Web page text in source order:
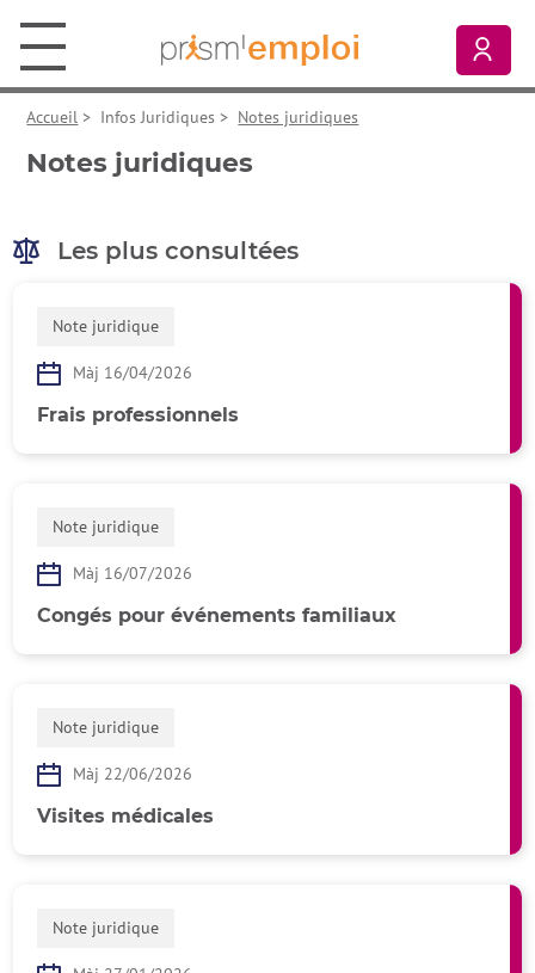
Prism’emploi, retour à l'accueil
Accueil > Infos Juridiques > Notes juridiques
Notes juridiques
Les plus consultées
Note juridique
Màj 16/04/2026
Frais professionnels
Note juridique
Màj 16/07/2026
Congés pour événements familiaux
Note juridique
Màj 22/06/2026
Visites médicales
Note juridique